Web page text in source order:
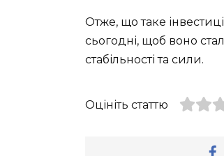
Отже, що таке
сьогодні, щоб воно
стабільності та сили.
Оцініть статтю